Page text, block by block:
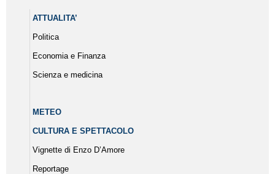
ATTUALITA’
Politica
Economia e Finanza
Scienza e medicina
METEO
CULTURA E SPETTACOLO
Vignette di Enzo D’Amore
Reportage